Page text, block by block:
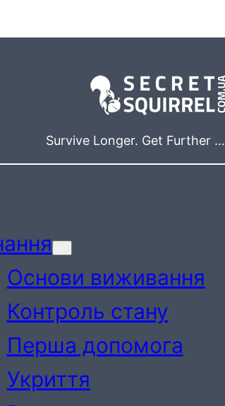
Survive Longer. Get Further …
Основи виживання
Контроль стану
Перша допомога
Укриття